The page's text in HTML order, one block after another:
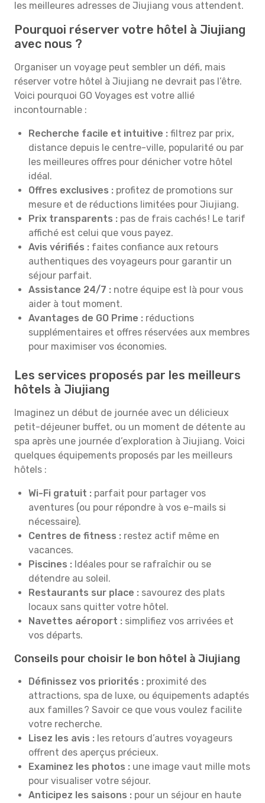
les meilleures adresses de Jiujiang vous attendent.
Pourquoi réserver votre hôtel à Jiujiang
avec nous ?
Organiser un voyage peut sembler un défi, mais
réserver votre hôtel à Jiujiang ne devrait pas l’être.
Voici pourquoi GO Voyages est votre allié
incontournable :
Recherche facile et intuitive : filtrez par prix,
distance depuis le centre-ville, popularité ou par
les meilleures offres pour dénicher votre hôtel
idéal.
Offres exclusives : profitez de promotions sur
mesure et de réductions limitées pour Jiujiang.
Prix transparents : pas de frais cachés ! Le tarif
affiché est celui que vous payez.
Avis vérifiés : faites confiance aux retours
authentiques des voyageurs pour garantir un
séjour parfait.
Assistance 24/7 : notre équipe est là pour vous
aider à tout moment.
Avantages de GO Prime : réductions
supplémentaires et offres réservées aux membres
pour maximiser vos économies.
Les services proposés par les meilleurs
hôtels à Jiujiang
Imaginez un début de journée avec un délicieux
petit-déjeuner buffet, ou un moment de détente au
spa après une journée d’exploration à Jiujiang. Voici
quelques équipements proposés par les meilleurs
hôtels :
Wi-Fi gratuit : parfait pour partager vos
aventures (ou pour répondre à vos e-mails si
nécessaire).
Centres de fitness : restez actif même en
vacances.
Piscines : Idéales pour se rafraîchir ou se
détendre au soleil.
Restaurants sur place : savourez des plats
locaux sans quitter votre hôtel.
Navettes aéroport : simplifiez vos arrivées et
vos départs.
Conseils pour choisir le bon hôtel à Jiujiang
Définissez vos priorités : proximité des
attractions, spa de luxe, ou équipements adaptés
aux familles ? Savoir ce que vous voulez facilite
votre recherche.
Lisez les avis : les retours d’autres voyageurs
offrent des aperçus précieux.
Examinez les photos : une image vaut mille mots
pour visualiser votre séjour.
Anticipez les saisons : pour un séjour en haute